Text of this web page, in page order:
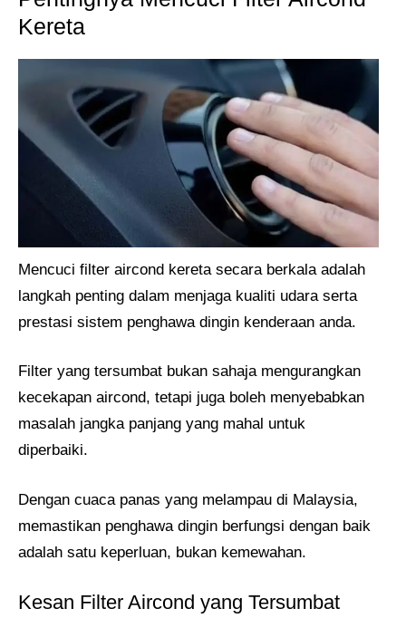
Kereta
Mencuci filter aircond kereta secara berkala adalah
langkah penting dalam menjaga kualiti udara serta
prestasi sistem penghawa dingin kenderaan anda.
Filter yang tersumbat bukan sahaja mengurangkan
kecekapan aircond, tetapi juga boleh menyebabkan
masalah jangka panjang yang mahal untuk
diperbaiki.
Dengan cuaca panas yang melampau di Malaysia,
memastikan penghawa dingin berfungsi dengan baik
adalah satu keperluan, bukan kemewahan.
Kesan Filter Aircond yang Tersumbat